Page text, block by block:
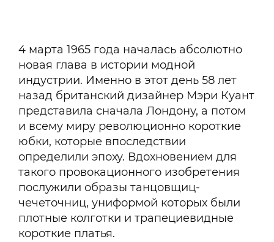
4 марта 1965 года началась абсолютно
новая глава в истории модной
индустрии. Именно в этот день 58 лет
назад британский дизайнер Мэри Куант
представила сначала Лондону, а потом
и всему миру революционно короткие
юбки, которые впоследствии
определили эпоху. Вдохновением для
такого провокационного изобретения
послужили образы танцовщиц-
чечеточниц, униформой которых были
плотные колготки и трапециевидные
короткие платья.